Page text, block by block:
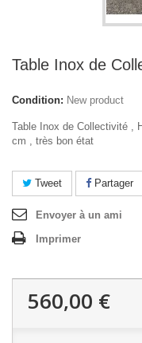
Table Inox de
Condition: New product
Table Inox de Collectivité ,
cm , très bon état
Tweet Partager
Envoyer à un ami
Imprimer
560,00 €